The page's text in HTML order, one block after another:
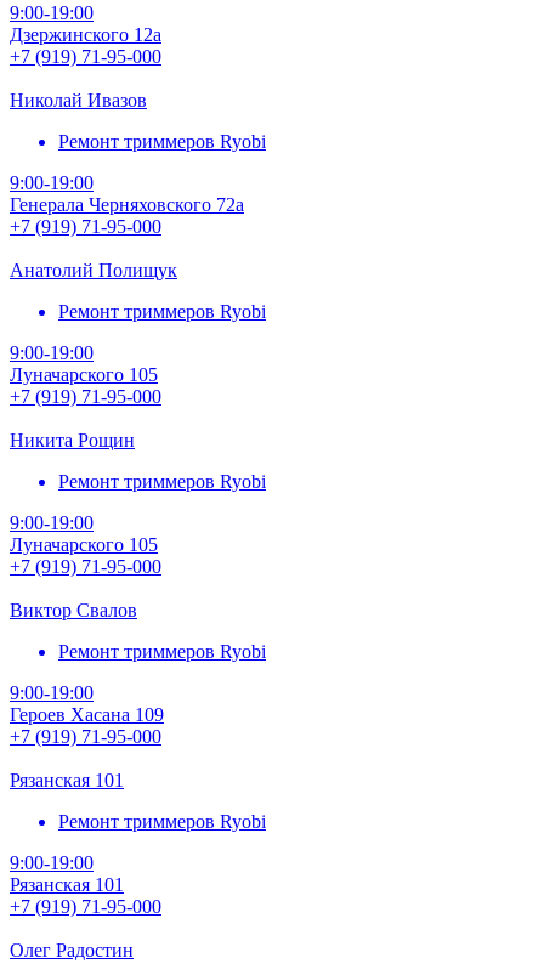
9:00-19:00
Дзержинского 12а
+7 (919) 71-95-000
Николай Ивазов
Ремонт триммеров Ryobi
9:00-19:00
Генерала Черняховского 72а
+7 (919) 71-95-000
Анатолий Полищук
Ремонт триммеров Ryobi
9:00-19:00
Луначарского 105
+7 (919) 71-95-000
Никита Рощин
Ремонт триммеров Ryobi
9:00-19:00
Луначарского 105
+7 (919) 71-95-000
Виктор Свалов
Ремонт триммеров Ryobi
9:00-19:00
Героев Хасана 109
+7 (919) 71-95-000
Рязанская 101
Ремонт триммеров Ryobi
9:00-19:00
Рязанская 101
+7 (919) 71-95-000
Олег Радостин